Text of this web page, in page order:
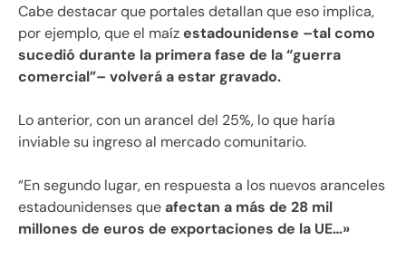
Cabe destacar que portales detallan que eso implica,
por ejemplo, que el maízestadounidense –tal como
sucedió durante la primera fase de la “guerra
comercial”– volverá a estar gravado.
Lo anterior, con un arancel del 25%, lo que haría
inviable su ingreso al mercado comunitario.
“En segundo lugar, en respuesta a los nuevos aranceles
estadounidenses queafectan a más de 28 mil
millones de euros de exportaciones de la UE…»